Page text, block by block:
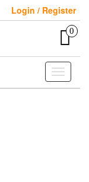
Login / Register
0
Toggle